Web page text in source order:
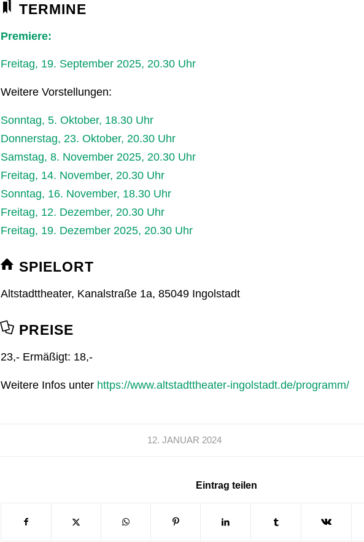
TERMINE
Premiere:
Freitag, 19. September 2025, 20.30 Uhr
Weitere Vorstellungen:
Sonntag, 5. Oktober, 18.30 Uhr
Donnerstag, 23. Oktober, 20.30 Uhr
Samstag, 8. November 2025, 20.30 Uhr
Freitag, 14. November, 20.30 Uhr
Sonntag, 16. November, 18.30 Uhr
Freitag, 12. Dezember, 20.30 Uhr
Freitag, 19. Dezember 2025, 20.30 Uhr
SPIELORT
Altstadttheater, Kanalstraße 1a, 85049 Ingolstadt
PREISE
23,- Ermäßigt: 18,-
Weitere Infos unter https://www.altstadttheater-ingolstadt.de/programm/
12. JANUAR 2024
Eintrag teilen